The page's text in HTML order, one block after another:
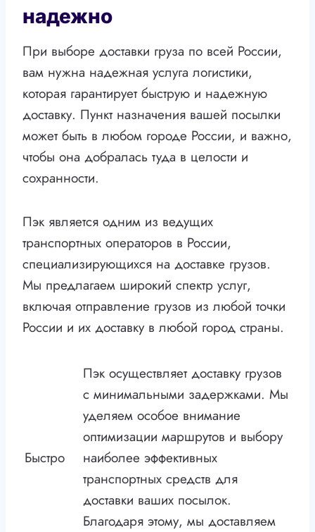
надежно
При выборе доставки груза по всей России,
вам нужна надежная услуга логистики,
которая гарантирует быструю и надежную
доставку. Пункт назначения вашей посылки
может быть в любом городе России, и важно,
чтобы она добралась туда в целости и
сохранности.
Пэк является одним из ведущих
транспортных операторов в России,
специализирующихся на доставке грузов.
Мы предлагаем широкий спектр услуг,
включая отправление грузов из любой точки
России и их доставку в любой город страны.
Быстро
Пэк осуществляет доставку грузов
с минимальными задержками. Мы
уделяем особое внимание
оптимизации маршрутов и выбору
наиболее эффективных
транспортных средств для
доставки ваших посылок.
Благодаря этому, мы доставляем